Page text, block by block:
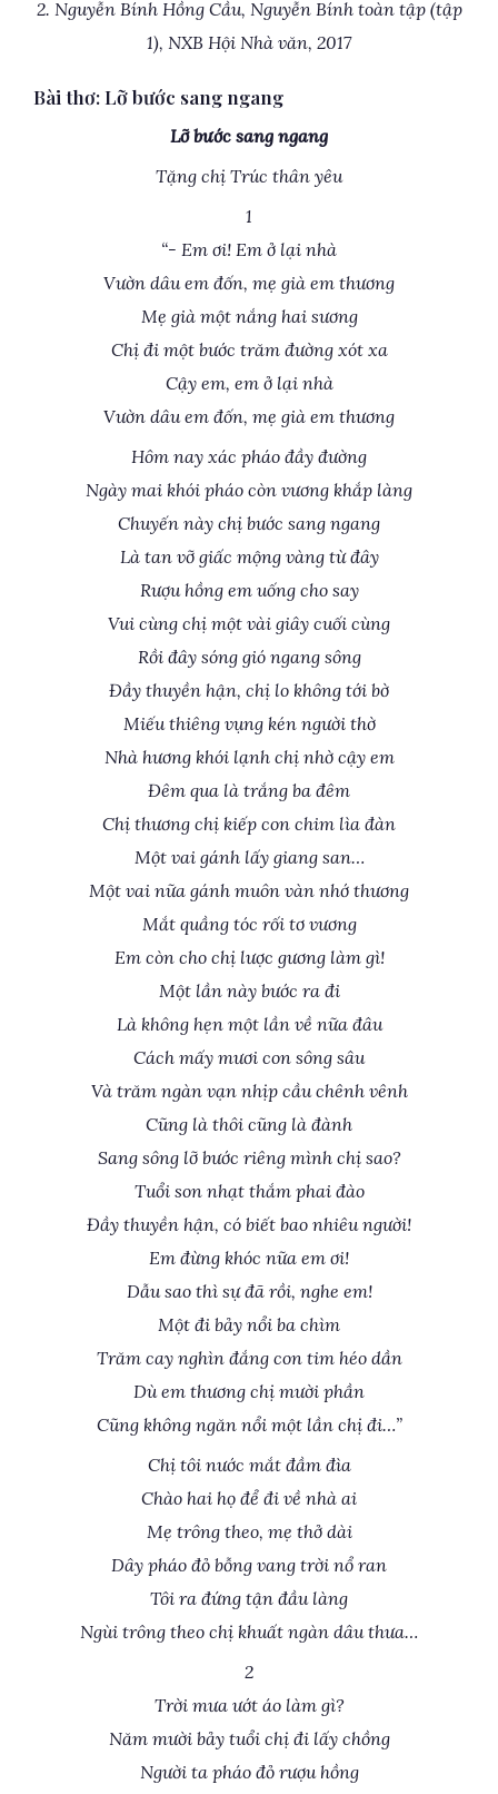
2. Nguyễn Bính Hồng Cầu, Nguyễn Bính toàn tập (tập
1), NXB Hội Nhà văn, 2017
Bài thơ: Lỡ bước sang ngang
Lỡ bước sang ngang
Tặng chị Trúc thân yêu
1
“- Em ơi! Em ở lại nhà
Vườn dâu em đốn, mẹ già em thương
Mẹ già một nắng hai sương
Chị đi một bước trăm đường xót xa
Cậy em, em ở lại nhà
Vườn dâu em đốn, mẹ già em thương
Hôm nay xác pháo đầy đường
Ngày mai khói pháo còn vương khắp làng
Chuyến này chị bước sang ngang
Là tan vỡ giấc mộng vàng từ đây
Rượu hồng em uống cho say
Vui cùng chị một vài giây cuối cùng
Rồi đây sóng gió ngang sông
Đầy thuyền hận, chị lo không tới bờ
Miếu thiêng vụng kén người thờ
Nhà hương khói lạnh chị nhờ cậy em
Đêm qua là trắng ba đêm
Chị thương chị kiếp con chim lìa đàn
Một vai gánh lấy giang san…
Một vai nữa gánh muôn vàn nhớ thương
Mắt quầng tóc rối tơ vương
Em còn cho chị lược gương làm gì!
Một lần này bước ra đi
Là không hẹn một lần về nữa đâu
Cách mấy mươi con sông sâu
Và trăm ngàn vạn nhịp cầu chênh vênh
Cũng là thôi cũng là đành
Sang sông lỡ bước riêng mình chị sao?
Tuổi son nhạt thắm phai đào
Đầy thuyền hận, có biết bao nhiêu người!
Em đừng khóc nữa em ơi!
Dẫu sao thì sự đã rồi, nghe em!
Một đi bảy nổi ba chìm
Trăm cay nghìn đắng con tim héo dần
Dù em thương chị mười phần
Cũng không ngăn nổi một lần chị đi…”
Chị tôi nước mắt đầm đìa
Chào hai họ để đi về nhà ai
Mẹ trông theo, mẹ thở dài
Dây pháo đỏ bỗng vang trời nổ ran
Tôi ra đứng tận đầu làng
Ngùi trông theo chị khuất ngàn dâu thưa…
2
Trời mưa ướt áo làm gì?
Năm mười bảy tuổi chị đi lấy chồng
Người ta pháo đỏ rượu hồng